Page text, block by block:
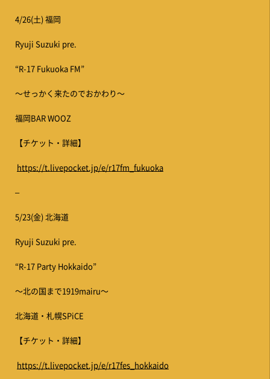
4/26(土) 福岡
Ryuji Suzuki pre.
“R-17 Fukuoka FM”
〜せっかく来たのでおかわり〜
福岡BAR WOOZ
【チケット・詳細】
https://t.livepocket.jp/e/r17fm_fukuoka
–
5/23(金) 北海道
Ryuji Suzuki pre.
“R-17 Party Hokkaido”
〜北の国まで1919mairu〜
北海道・札幌SPiCE
【チケット・詳細】
https://t.livepocket.jp/e/r17fes_hokkaido